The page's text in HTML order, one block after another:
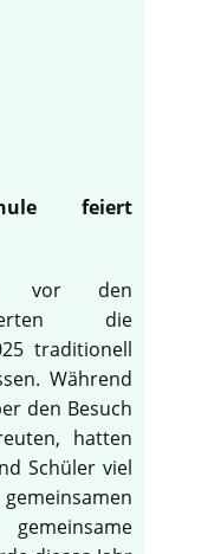
feiert
vor den
die
traditionell
Während
den Besuch
hatten
Schüler viel